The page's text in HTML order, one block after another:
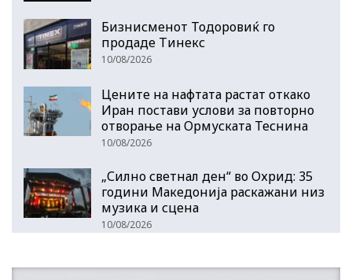
Бизнисменот Тодоровиќ го
продаде Тинекс
10/08/2026
Цените на нафтата растат откако
Иран постави услови за повторно
отворање на Ормуската Теснина
10/08/2026
„Силно светнал ден“ во Охрид: 35
години Македонија раскажани низ
музика и сцена
10/08/2026